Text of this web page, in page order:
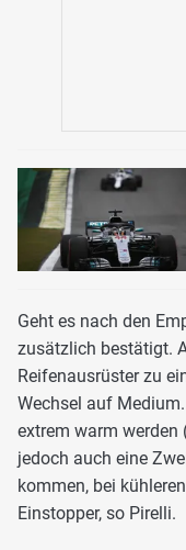
Geht es nach den
zusätzlich bestätigt.
Reifenausrüster zu
Wechsel auf
extrem warm werden
jedoch auch eine
kommen, bei
Einstopper, so Pirelli.